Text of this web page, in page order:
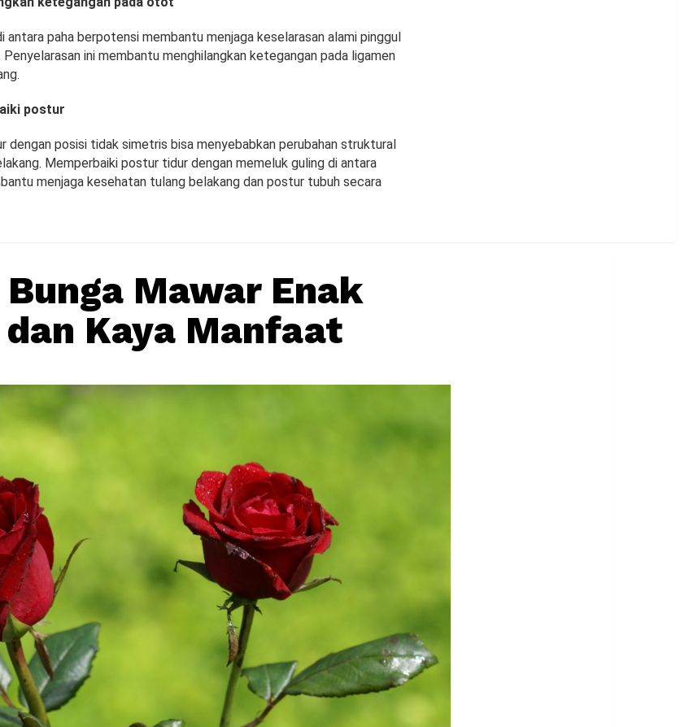
antara paha berpotensi membantu menjaga keselarasan alami pinggul
ini membantu menghilangkan ketegangan pada ligamen
postur
dengan posisi tidak simetris bisa menyebabkan perubahan struktural
Memperbaiki postur tidur dengan memeluk guling di antara
menjaga kesehatan tulang belakang dan postur tubuh secara
Mawar Enak
Kaya Manfaat